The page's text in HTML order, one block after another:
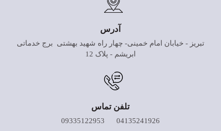
آدرس
تبریز - خیابان امام خمینی- چهار راه شهید بهشتی برج خدماتی
ابریشم - پلاک 12
تلفن تماس
04135241926 09335122953